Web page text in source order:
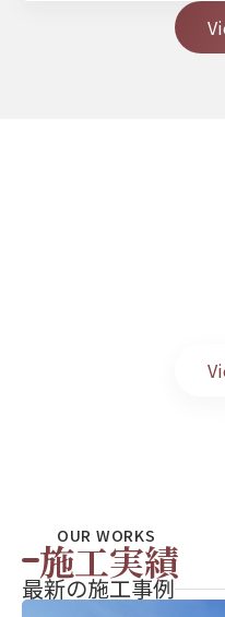
す。リノベーション
OUR WORKS
施工実績
最新の施工事例